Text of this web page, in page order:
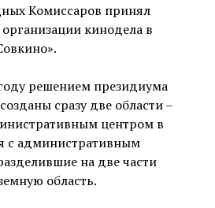
Комиссаров принял
кинодела в
решением президиума
сразу две области –
центром в
с административным
на две части
область.